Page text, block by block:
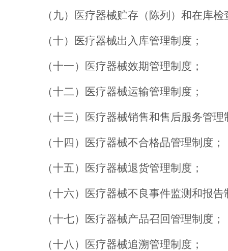
（九） 医疗器械贮存 （陈列）和在库检
（十） 医疗器械出入库管理制度；
（十一） 医疗器械效期管理制度；
（十二） 医疗器械运输管理制度；
（十三） 医疗器械销售和售后服务管理
（十四） 医疗器械不合格品管理制度；
（十五） 医疗器械退货管理制度；
（十六） 医疗器械不良事件监测和报告
（十七） 医疗器械产品召回管理制度；
（十八） 医疗器械追溯管理制度；